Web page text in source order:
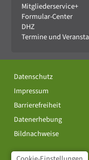
Mitgliederservice+
Formular-Center
DHZ
Termine und
Datenschutz
Impressum
Barrierefreiheit
Datenerhebung
Bildnachweise